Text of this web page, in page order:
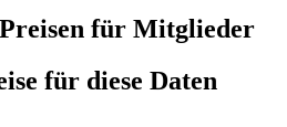
für Mitglieder
für diese Daten